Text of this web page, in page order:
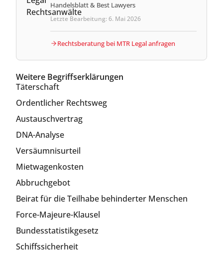
Handelsblatt & Best Lawyers
Letzte Bearbeitung: 6. Mai 2026
Rechtsberatung bei MTR Legal anfragen
Weitere Begriffserklärungen
Täterschaft
Ordentlicher Rechtsweg
Austauschvertrag
DNA-Analyse
Versäumnisurteil
Mietwagenkosten
Abbruchgebot
Beirat für die Teilhabe behinderter Menschen
Force-Majeure-Klausel
Bundesstatistikgesetz
Schiffssicherheit